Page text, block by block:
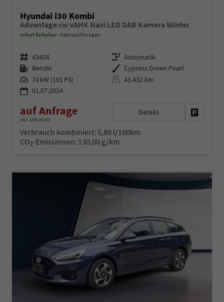
Hyundai i30 Kombi
Advantage cw vAHK Navi LED DAB Kamera Winter
sofort lieferbar Gebrauchtwagen
Fahrzeugnr. 43404 Getriebe Automatik
Kraftstoff Benzin Außenfarbe Cypress Green Pearl
Leistung 74 kW (101 PS) Kilometerstand 41.432 km
01.07.2024
auf Anfrage
inkl. 19% MwSt.
Details
Verbrauch kombiniert: 5,80 l/100km
CO2-Emissionen: 130,00 g/km